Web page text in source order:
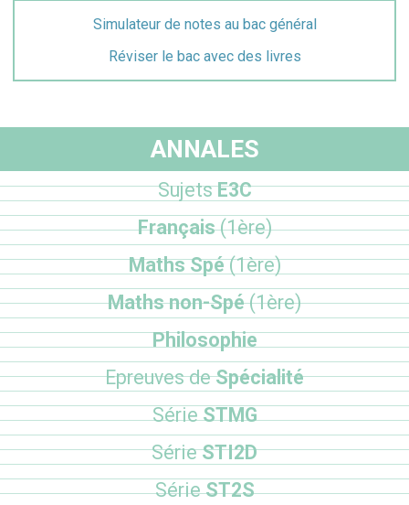
Simulateur de notes au bac général
Réviser le bac avec des livres
ANNALES
SujetsE3C
Français(1ère)
Maths Spé(1ère)
Maths non-Spé(1ère)
Philosophie
Epreuves deSpécialité
SérieSTMG
SérieSTI2D
SérieST2S